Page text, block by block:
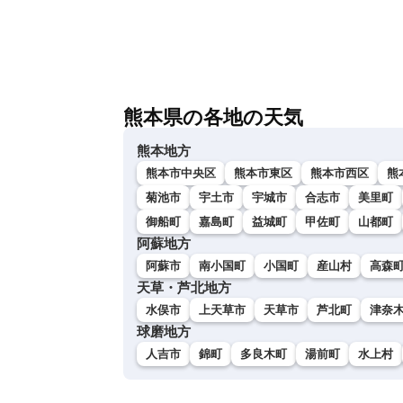
熊本県の各地の天気
熊本地方
熊本市中央区 熊本市東区 熊本市西区
熊
菊池市
宇土市 宇城市 合志市
美里町
御船町
嘉島町 益城町 甲佐町 山都町
阿蘇地方
阿蘇市 南小国町 小国町 産山村 高森
天草・芦北地方
水俣市 上天草市 天草市 芦北町 津奈
球磨地方
人吉市 錦町 多良木町 湯前町 水上村